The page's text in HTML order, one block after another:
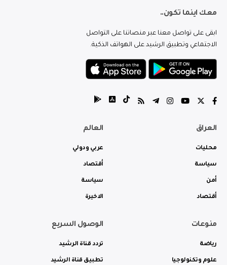
معك اينما تكون..
ابقى على تواصل معنا عبر منصاتنا على التواصل
الاجتماعي وتطبيق الرشيد على الهواتف الذكية.
العراق
محليات
سياسة
أمن
أقتصاد
العالم
عربي ودولي
أقتصاد
سياسة
الاخيرة
منوعات
رياضة
علوم وتكنولوجيا
الوصول السريع
تردد قناة الرشيد
تطبيق قناة الرشيد